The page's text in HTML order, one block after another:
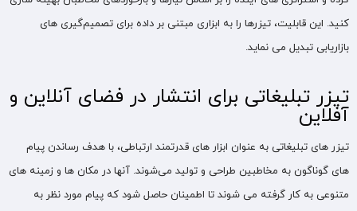
کنید. این قابلیت، تیزرها را به ابزاری مبتنی بر داده برای تصمیم‌گیری‌ های
بازاریابی تبدیل می نماید.
تیزر تبلیغاتی برای انتشار در فضای آنلاین و
آفلاین
تیزر های تبلیغاتی به عنوان ابزار های قدرتمند ارتباطی، با هدف رساندن پیام‌
های گوناگون به مخاطبین طراحی و تولید می‌شوند. آنها در مکان‌ ها و زمینه‌ های
متنوعی به کار گرفته می‌ شوند تا اطمینان حاصل شود که پیام مورد نظر به